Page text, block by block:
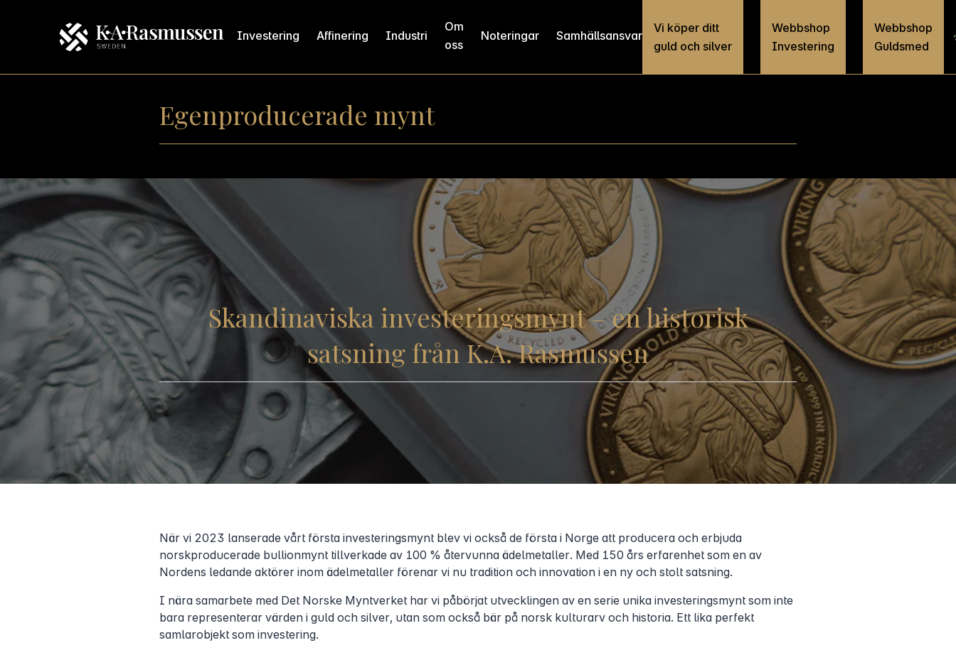
Investering Affinering Industri
Om
oss
Noteringar Samhällsansvar
Vi köper ditt
guld och silver
Webbshop
Investering
Webbshop
Guldsmed
Egenproducerade mynt
Skandinaviska investeringsmynt – en historisk
satsning från K.A. Rasmussen
När vi 2023 lanserade vårt första investeringsmynt blev vi också de första i Norge att producera och erbjuda
norskproducerade bullionmynt tillverkade av 100 % återvunna ädelmetaller. Med 150 års erfarenhet som en av
Nordens ledande aktörer inom ädelmetaller förenar vi nu tradition och innovation i en ny och stolt satsning.
I nära samarbete med Det Norske Myntverket har vi påbörjat utvecklingen av en serie unika investeringsmynt som inte
bara representerar värden i guld och silver, utan som också bär på norsk kulturarv och historia. Ett lika perfekt
samlarobjekt som investering.